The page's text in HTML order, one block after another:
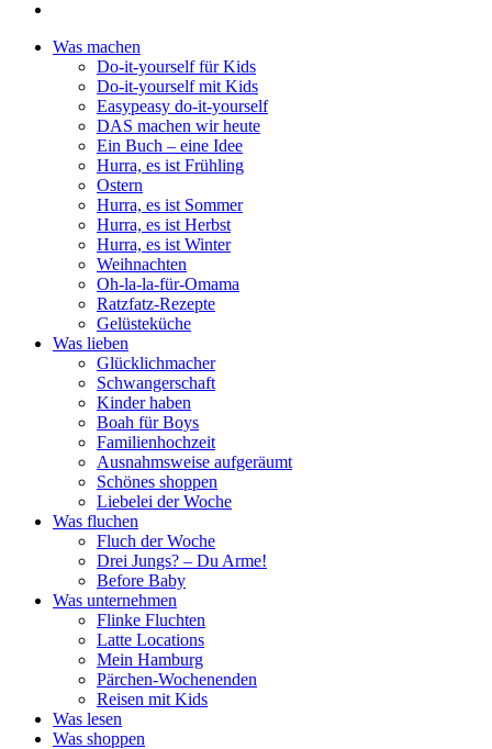
Was machen
Do-it-yourself für Kids
Do-it-yourself mit Kids
Easypeasy do-it-yourself
DAS machen wir heute
Ein Buch – eine Idee
Hurra, es ist Frühling
Ostern
Hurra, es ist Sommer
Hurra, es ist Herbst
Hurra, es ist Winter
Weihnachten
Oh-la-la-für-Omama
Ratzfatz-Rezepte
Gelüsteküche
Was lieben
Glücklichmacher
Schwangerschaft
Kinder haben
Boah für Boys
Familienhochzeit
Ausnahmsweise aufgeräumt
Schönes shoppen
Liebelei der Woche
Was fluchen
Fluch der Woche
Drei Jungs? – Du Arme!
Before Baby
Was unternehmen
Flinke Fluchten
Latte Locations
Mein Hamburg
Pärchen-Wochenenden
Reisen mit Kids
Was lesen
Was shoppen